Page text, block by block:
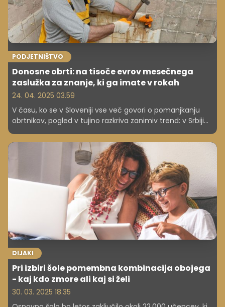
PODJETNIŠTVO
Donosne obrti: na tisoče evrov mesečnega
zaslužka za znanje, ki ga imate v rokah
24. 04. 2025 03.59
V času, ko se v Sloveniji vse več govori o pomanjkanju
obrtnikov, pogled v tujino razkriva zanimiv trend: v Srbiji
keramiko in popravljati cevi – in za svoje delo prejemajo
tudi več kot 5000 evrov mesečno. Zato so se celo začeli
vračati iz tujine v domovino.
DIJAKI
Pri izbiri šole pomembna kombinacija obojega
- kaj kdo zmore ali kaj si želi
30. 03. 2025 18.35